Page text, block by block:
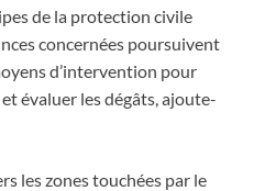
de la protection civile
concernées poursuivent
d’intervention pour
évaluer les dégâts, ajoute-
les zones touchées par le